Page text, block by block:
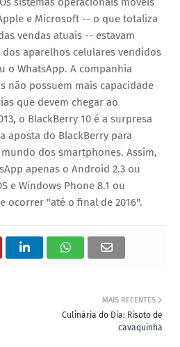
e Microsoft -- o que totaliza
vendas atuais -- estavam
aparelhos celulares vendidos
o WhatsApp. A companhia
não possuem mais capacidade
que devem chegar ao
o BlackBerry 10 é a surpresa
aposta do BlackBerry para
dos smartphones. Assim,
apenas o Android 2.3 ou
e Windows Phone 8.1 ou
ocorrer "até o final de 2016".
MAIS RECENTES
Culinária do Dia: Risoto de
cavaquinha